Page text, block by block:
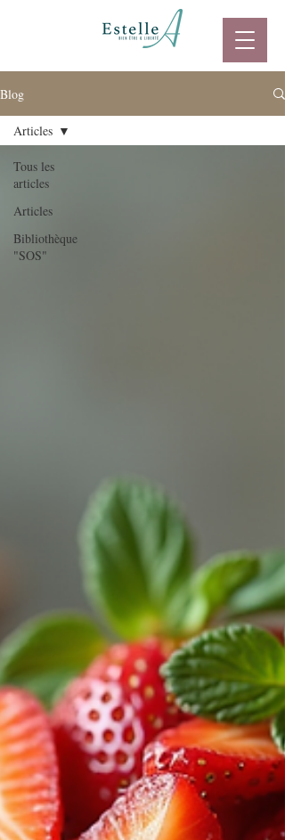
Blog
Tous les
articles
Articles
Bibliothèque
"SOS"
Articles